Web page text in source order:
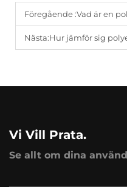
Föregående :Vad är en
Nästa:Hur jämför sig
Vi Vill Prata.
Se allt om dina